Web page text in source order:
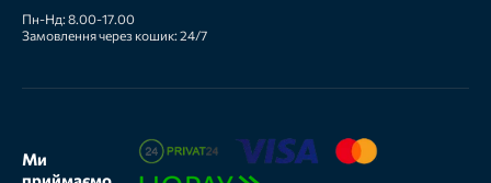
Пн-Нд: 8.00-17.00
Замовлення через кошик: 24/7
Ми